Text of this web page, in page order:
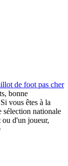
de foot pas cher
bonne
vous êtes à la
sélection nationale
d'un joueur,